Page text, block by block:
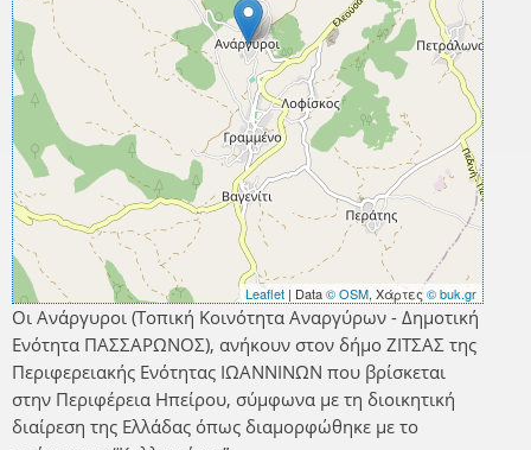
Leaflet | Data© OSM, Χάρτες© buk.gr
Οι Ανάργυροι (Τοπική Κοινότητα Αναργύρων - Δημοτική
Ενότητα ΠΑΣΣΑΡΩΝΟΣ), ανήκουν στον δήμο ΖΙΤΣΑΣ της
Περιφερειακής Ενότητας ΙΩΑΝΝΙΝΩΝ που βρίσκεται
στην Περιφέρεια Ηπείρου, σύμφωνα με τη διοικητική
διαίρεση της Ελλάδας όπως διαμορφώθηκε με το